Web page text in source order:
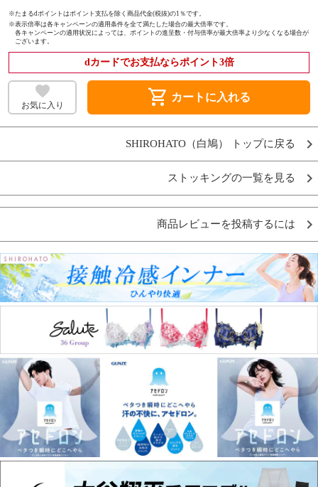
※たまるdポイントはポイント支払を除く商品代金(税抜)の1％です。
※表示倍率は各キャンペーンの適用条件を全て満たした場合の最大倍率です。
各キャンペーンの適用状況によっては、ポイントの進呈数・付与倍率が最大倍率より少なくなる場合が
ございます。
dカードでお支払ならポイント3倍
お気に入り shopping_cart カートに入れる
SHIROHATO（白鳩） トップに戻る
ストッキングの一覧を見る
商品レビューを投稿するには